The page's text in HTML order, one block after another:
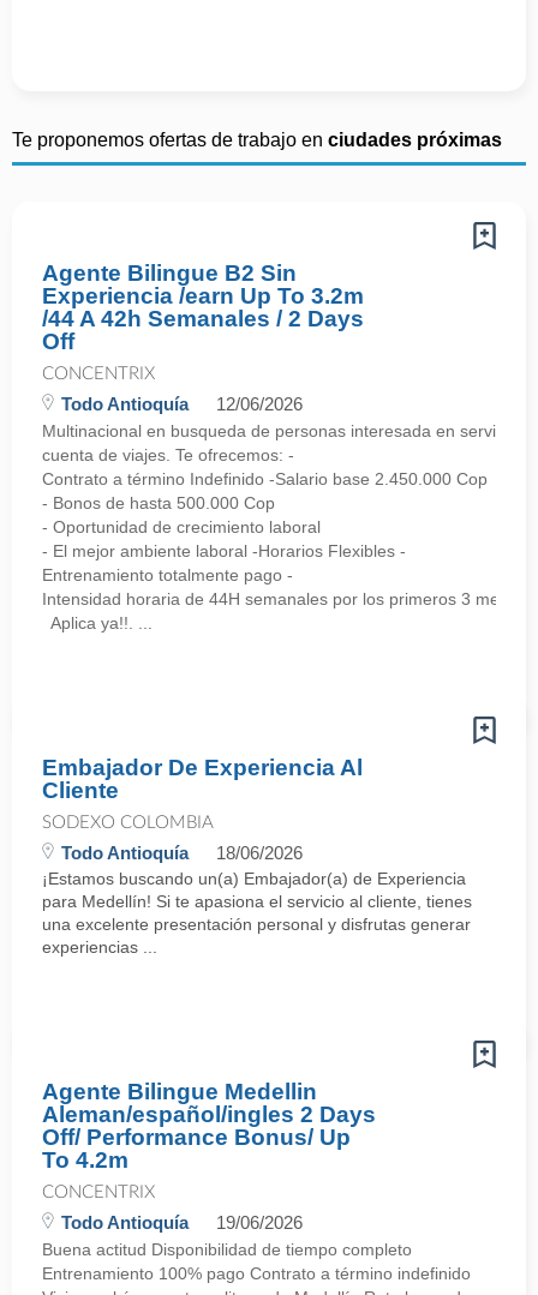
Te proponemos ofertas de trabajo en ciudades próximas
Agente Bilingue B2 Sin
Experiencia /earn Up To 3.2m
/44 A 42h Semanales / 2 Days
Off
CONCENTRIX
Todo Antioquía 12/06/2026
Multinacional en busqueda de personas interesada en servicio
cuenta de viajes. Te ofrecemos: -
Contrato a término Indefinido -Salario base 2.450.000 Cop
- Bonos de hasta 500.000 Cop
- Oportunidad de crecimiento laboral
- El mejor ambiente laboral -Horarios Flexibles -
Entrenamiento totalmente pago -
Intensidad horaria de 44H semanales por los primeros 3
Aplica ya!!. ...
Embajador De Experiencia Al
Cliente
SODEXO COLOMBIA
Todo Antioquía 18/06/2026
¡Estamos buscando un(a) Embajador(a) de Experiencia
para Medellín! Si te apasiona el servicio al cliente, tienes
una excelente presentación personal y disfrutas generar
experiencias ...
Agente Bilingue Medellin
Aleman/español/ingles 2 Days
Off/ Performance Bonus/ Up
To 4.2m
CONCENTRIX
Todo Antioquía 19/06/2026
Buena actitud Disponibilidad de tiempo completo
Entrenamiento 100% pago Contrato a término indefinido